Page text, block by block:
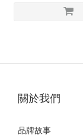
關於我們
品牌故事